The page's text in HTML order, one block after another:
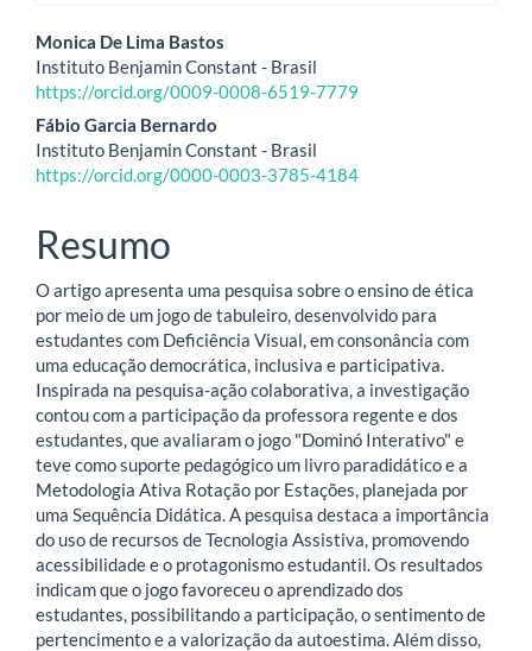
Conteúdo
do
artigo
principal
Monica De Lima Bastos
Instituto Benjamin Constant - Brasil
https://orcid.org/0009-0008-6519-7779
Fábio Garcia Bernardo
Instituto Benjamin Constant - Brasil
https://orcid.org/0000-0003-3785-4184
Resumo
O artigo apresenta uma pesquisa sobre o ensino de ética
por meio de um jogo de tabuleiro, desenvolvido para
estudantes com Deficiência Visual, em consonância com
uma educação democrática, inclusiva e participativa.
Inspirada na pesquisa-ação colaborativa, a investigação
contou com a participação da professora regente e dos
estudantes, que avaliaram o jogo "Dominó Interativo" e
teve como suporte pedagógico um livro paradidático e a
Metodologia Ativa Rotação por Estações, planejada por
uma Sequência Didática. A pesquisa destaca a importância
do uso de recursos de Tecnologia Assistiva, promovendo
acessibilidade e o protagonismo estudantil. Os resultados
indicam que o jogo favoreceu o aprendizado dos
estudantes, possibilitando a participação, o sentimento de
pertencimento e a valorização da autoestima. Além disso,